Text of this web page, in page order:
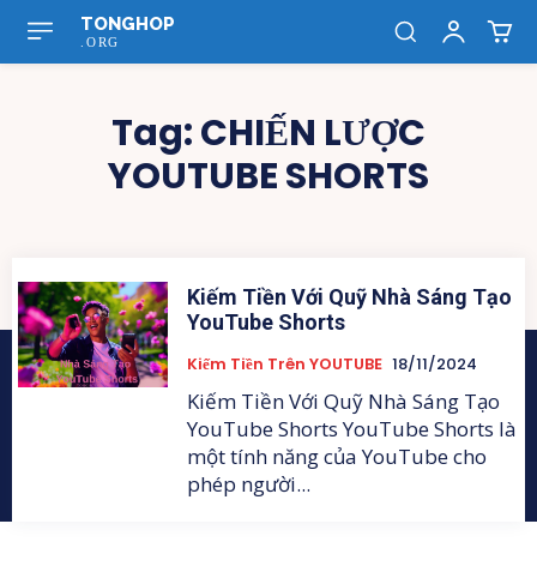
TONGHOP
.ORG
Tag:CHIẾN LƯỢC
YOUTUBE SHORTS
Kiếm Tiền Với Quỹ Nhà Sáng Tạo
YouTube Shorts
Kiếm Tiền Trên YOUTUBE 18/11/2024
Kiếm Tiền Với Quỹ Nhà Sáng Tạo
YouTube Shorts YouTube Shorts là
một tính năng của YouTube cho
phép người...